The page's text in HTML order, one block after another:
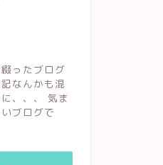
ったブログ
なんかも混
、、、 気ま
ブログで